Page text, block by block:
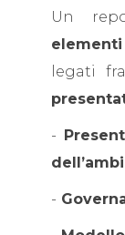
Un
elementi
legati
-
-